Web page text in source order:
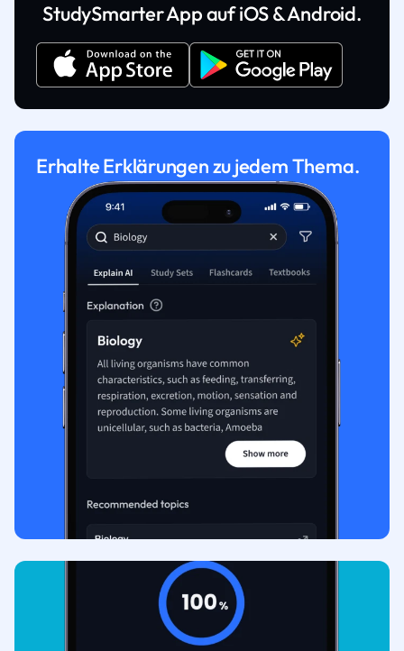
StudySmarter App auf iOS & Android.
Erhalte Erklärungen zu jedem Thema.